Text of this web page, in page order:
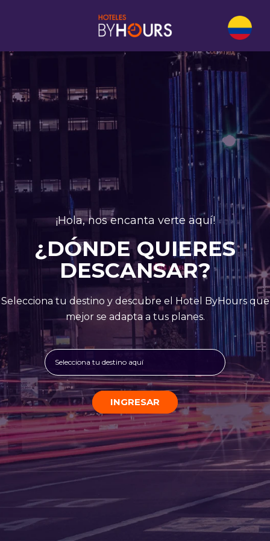
¡Hola, nos encanta verte aquí!
¿DÓNDE QUIERES
DESCANSAR?
Selecciona tu destino y descubre el Hotel ByHours que
mejor se adapta a tus planes.
Selecciona tu destino aquí
INGRESAR